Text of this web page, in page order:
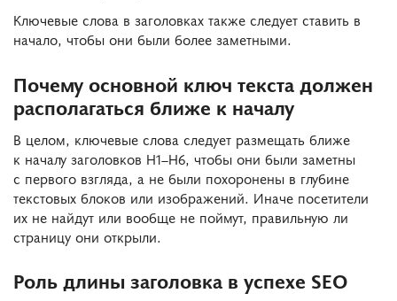
Ключевые слова в заголовках также следует ставить в
начало, чтобы они были более заметными.
Почему основной ключ текста должен
располагаться ближе к началу
В целом, ключевые слова следует размещать ближе
к началу заголовков H1–H6, чтобы они были заметны
с первого взгляда, а не были похоронены в глубине
текстовых блоков или изображений. Иначе посетители
их не найдут или вообще не поймут, правильную ли
страницу они открыли.
Роль длины заголовка в успехе SEO